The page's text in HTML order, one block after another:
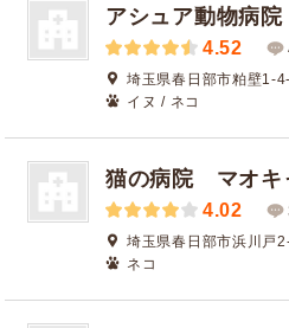
アシュア動物病院
4.52
埼玉県春日部市粕壁1-
イヌ / ネコ
猫の病院 マオキ
4.02
埼玉県春日部市浜川戸
ネコ